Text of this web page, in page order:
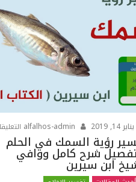
يناير 14, 2019
رؤية السمك في الحلم
شرح كامل ووافي
ابن سيرين